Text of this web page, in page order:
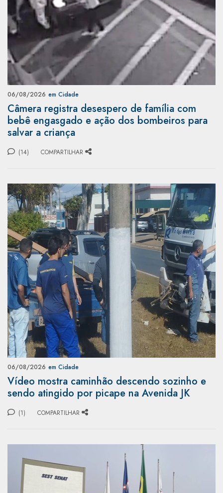
06/08/2026 em Cidade
Câmera registra desespero de família com
bebê engasgado e ação dos bombeiros para
salvar a criança
(14) COMPARTILHAR
06/08/2026 em Cidade
Vídeo mostra caminhão descendo sozinho e
sendo atingido por picape na Avenida JK
(1) COMPARTILHAR